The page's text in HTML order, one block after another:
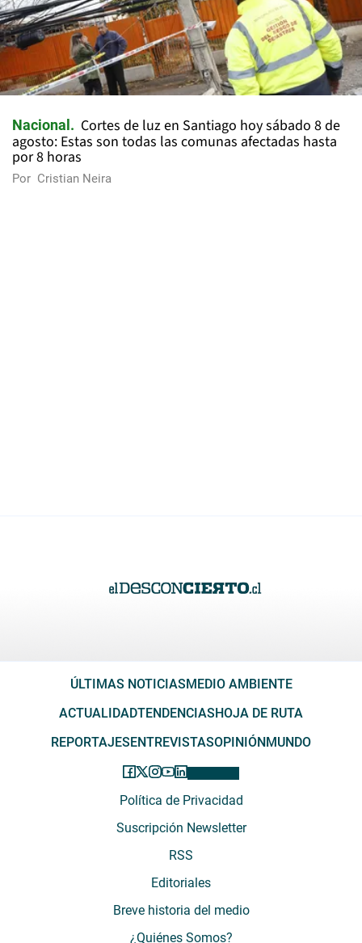
Nacional
Cortes de luz en Santiago hoy sábado 8 de
agosto: Estas son todas las comunas afectadas hasta
por 8 horas
Por Cristian Neira
ÚLTIMAS NOTICIASMEDIO AMBIENTE
ACTUALIDADTENDENCIASHOJA DE RUTA
REPORTAJESENTREVISTASOPINIÓNMUNDO
Política de Privacidad
Suscripción Newsletter
RSS
Editoriales
Breve historia del medio
¿Quiénes Somos?